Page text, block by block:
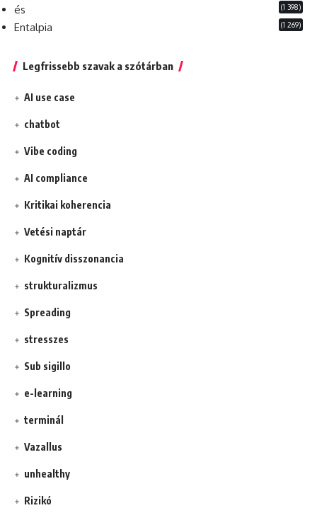
és (1 398)
Entalpia (1 269)
Legfrissebb szavak a szótárban
AI use case
chatbot
Vibe coding
AI compliance
Kritikai koherencia
Vetési naptár
Kognitív disszonancia
strukturalizmus
Spreading
stresszes
Sub sigillo
e-learning
terminál
Vazallus
unhealthy
Rizikó